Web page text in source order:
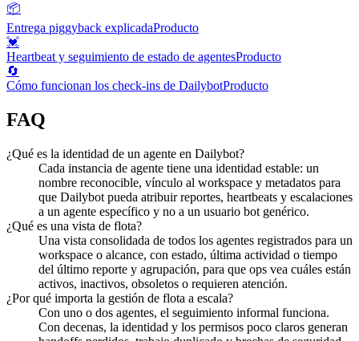
📦
Entrega piggyback explicadaProducto
💓
Heartbeat y seguimiento de estado de agentesProducto
🔄
Cómo funcionan los check-ins de DailybotProducto
FAQ
¿Qué es la identidad de un agente en Dailybot?
Cada instancia de agente tiene una identidad estable: un
nombre reconocible, vínculo al workspace y metadatos para
que Dailybot pueda atribuir reportes, heartbeats y escalaciones
a un agente específico y no a un usuario bot genérico.
¿Qué es una vista de flota?
Una vista consolidada de todos los agentes registrados para un
workspace o alcance, con estado, última actividad o tiempo
del último reporte y agrupación, para que ops vea cuáles están
activos, inactivos, obsoletos o requieren atención.
¿Por qué importa la gestión de flota a escala?
Con uno o dos agentes, el seguimiento informal funciona.
Con decenas, la identidad y los permisos poco claros generan